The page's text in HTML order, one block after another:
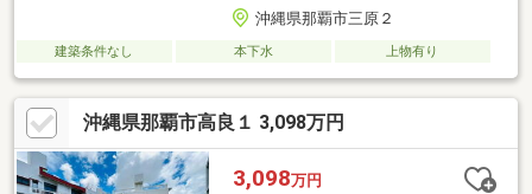
沖縄県那覇市三原２
建築条件なし 本下水 上物有り
沖縄県那覇市高良１ 3,098万円
3,098万円